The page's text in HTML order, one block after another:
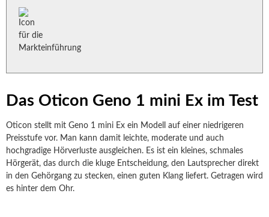
Das Oticon Geno 1 mini Ex im Test
Oticon stellt mit Geno 1 mini Ex ein Modell auf einer niedrigeren
Preisstufe vor. Man kann damit leichte, moderate und auch
hochgradige Hörverluste ausgleichen. Es ist ein kleines, schmales
Hörgerät, das durch die kluge Entscheidung, den Lautsprecher direkt
in den Gehörgang zu stecken, einen guten Klang liefert. Getragen wird
es hinter dem Ohr.